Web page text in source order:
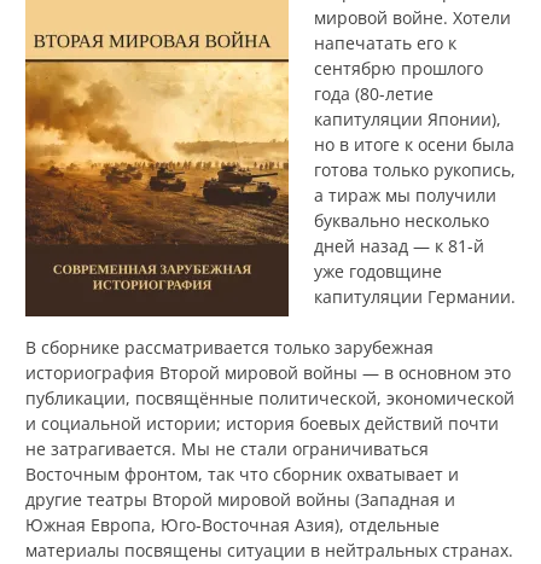
мировой войне. Хотели
напечатать его к
сентябрю прошлого
года (80-летие
капитуляции Японии),
но в итоге к осени была
готова только рукопись,
а тираж мы получили
буквально несколько
дней назад — к 81-й
уже годовщине
капитуляции Германии.
В сборнике рассматривается только зарубежная
историография Второй мировой войны — в основном это
публикации, посвящённые политической, экономической
и социальной истории; история боевых действий почти
не затрагивается. Мы не стали ограничиваться
Восточным фронтом, так что сборник охватывает и
другие театры Второй мировой войны (Западная и
Южная Европа, Юго-Восточная Азия), отдельные
материалы посвящены ситуации в нейтральных странах.